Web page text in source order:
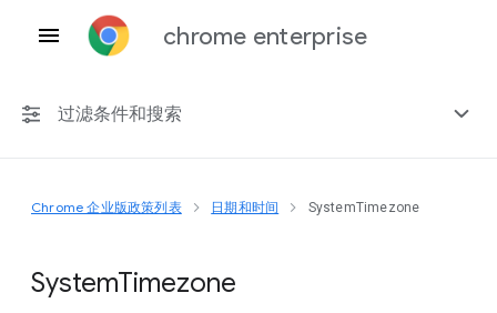
chrome enterprise
过滤条件和搜索
任何平台
Chrome 151
Chrome 企业版政策列表 日期和时间 SystemTimezone
SystemTimezone